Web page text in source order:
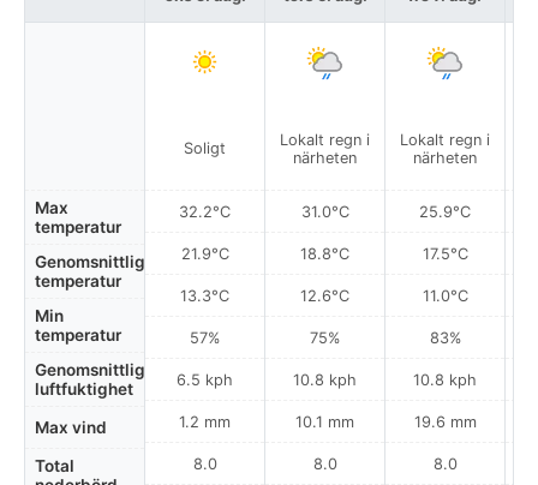
Max
temperatur
Genomsnittlig
temperatur
Min
temperatur
Genomsnittlig
luftfuktighet
Max vind
Total
Soligt
32.2°C
21.9°C
13.3°C
57%
6.5 kph
1.2 mm
8.0
Lokalt regn i
närheten
31.0°C
18.8°C
12.6°C
75%
10.8 kph
10.1 mm
8.0
Lokalt regn i
närheten
25.9°C
17.5°C
11.0°C
83%
10.8 kph
19.6 mm
8.0